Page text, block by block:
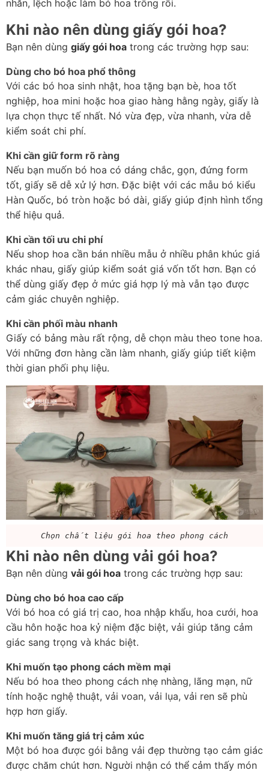
nhăn, lệch hoặc làm bó hoa trông rối.
Khi nào nên dùng giấy gói hoa?
Bạn nên dùng giấy gói hoa trong các trường hợp sau:
Dùng cho bó hoa phổ thông
Với các bó hoa sinh nhật, hoa tặng bạn bè, hoa tốt
nghiệp, hoa mini hoặc hoa giao hàng hằng ngày, giấy là
lựa chọn thực tế nhất. Nó vừa đẹp, vừa nhanh, vừa dễ
kiểm soát chi phí.
Khi cần giữ form rõ ràng
Nếu bạn muốn bó hoa có dáng chắc, gọn, đứng form
tốt, giấy sẽ dễ xử lý hơn. Đặc biệt với các mẫu bó kiểu
Hàn Quốc, bó tròn hoặc bó dài, giấy giúp định hình tổng
thể hiệu quả.
Khi cần tối ưu chi phí
Nếu shop hoa cần bán nhiều mẫu ở nhiều phân khúc giá
khác nhau, giấy giúp kiểm soát giá vốn tốt hơn. Bạn có
thể dùng giấy đẹp ở mức giá hợp lý mà vẫn tạo được
cảm giác chuyên nghiệp.
Khi cần phối màu nhanh
Giấy có bảng màu rất rộng, dễ chọn màu theo tone hoa.
Với những đơn hàng cần làm nhanh, giấy giúp tiết kiệm
thời gian phối phụ liệu.
Chọn chất liệu gói hoa theo phong cách
Khi nào nên dùng vải gói hoa?
Bạn nên dùng vải gói hoa trong các trường hợp sau:
Dùng cho bó hoa cao cấp
Với bó hoa có giá trị cao, hoa nhập khẩu, hoa cưới, hoa
cầu hôn hoặc hoa kỷ niệm đặc biệt, vải giúp tăng cảm
giác sang trọng và khác biệt.
Khi muốn tạo phong cách mềm mại
Nếu bó hoa theo phong cách nhẹ nhàng, lãng mạn, nữ
tính hoặc nghệ thuật, vải voan, vải lụa, vải ren sẽ phù
hợp hơn giấy.
Khi muốn tăng giá trị cảm xúc
Một bó hoa được gói bằng vải đẹp thường tạo cảm giác
được chăm chút hơn. Người nhận có thể cảm thấy món